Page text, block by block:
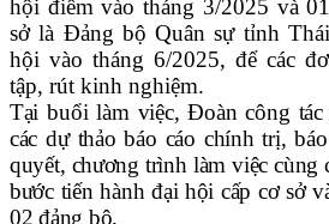
hội điểm vào tháng 3/2025 và
sở là Đảng bộ Quân sự tỉnh
hội vào tháng 6/2025, để các
tập, rút kinh nghiệm.
Tại buổi làm việc, Đoàn công
các dự thảo báo cáo chính trị,
quyết, chương trình làm việc cùng
bước tiến hành đại hội cấp cơ sở
02 đảng bộ.